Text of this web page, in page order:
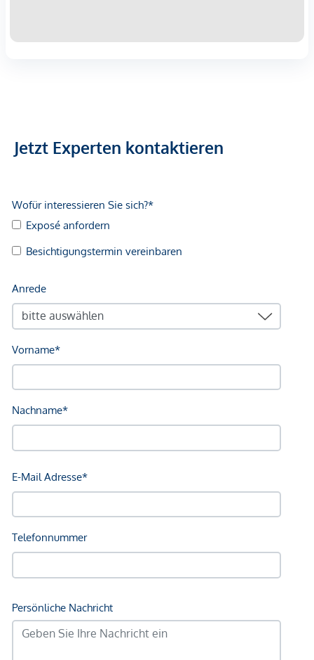
Jetzt Experten kontaktieren